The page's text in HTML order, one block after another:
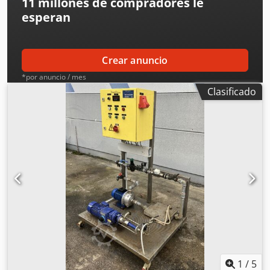
esperan
Crear anuncio
*por anuncio / mes
Clasificado
1 / 5